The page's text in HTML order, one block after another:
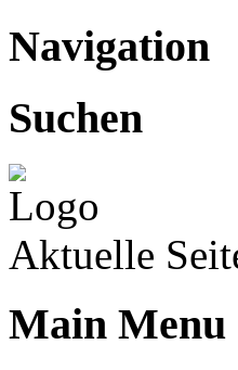
Navigation
Suchen
Aktuelle
Main Menu